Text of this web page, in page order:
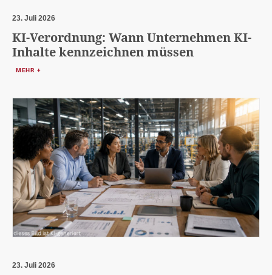
23. Juli 2026
KI-Verordnung: Wann Unternehmen KI-
Inhalte kennzeichnen müssen
MEHR +
23. Juli 2026